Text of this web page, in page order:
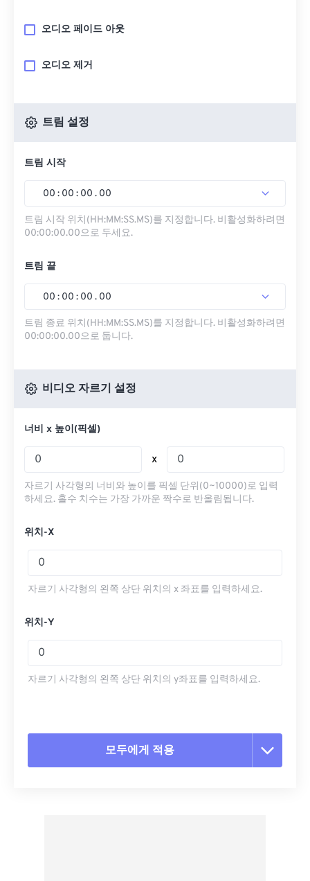
오디오 페이드 아웃
오디오 제거
트림 설정
트림 시작
00 : 00 : 00 . 00
트림 시작 위치(HH:MM:SS.MS)를 지정합니다. 비활성화하려면
00:00:00.00으로 두세요.
트림 끝
00 : 00 : 00 . 00
트림 종료 위치(HH:MM:SS.MS)를 지정합니다. 비활성화하려면
00:00:00.00으로 둡니다.
비디오 자르기 설정
너비 x 높이(픽셀)
x
자르기 사각형의 너비와 높이를 픽셀 단위(0~10000)로 입력
하세요. 홀수 치수는 가장 가까운 짝수로 반올림됩니다.
위치-X
자르기 사각형의 왼쪽 상단 위치의 x 좌표를 입력하세요.
위치-Y
자르기 사각형의 왼쪽 상단 위치의 y좌표를 입력하세요.
모두에게 적용